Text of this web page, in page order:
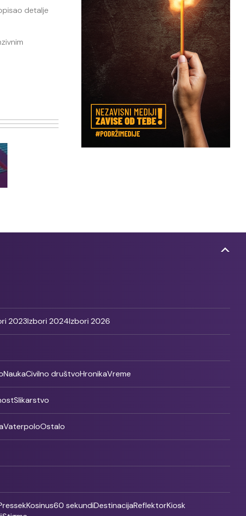
detalje
2023Izbori 2024Izbori 2026
NaukaCivilno društvoHronikaVreme
Slikarstvo
VaterpoloOstalo
Kosinus60 sekundiDestinacijaReflektorKiosk